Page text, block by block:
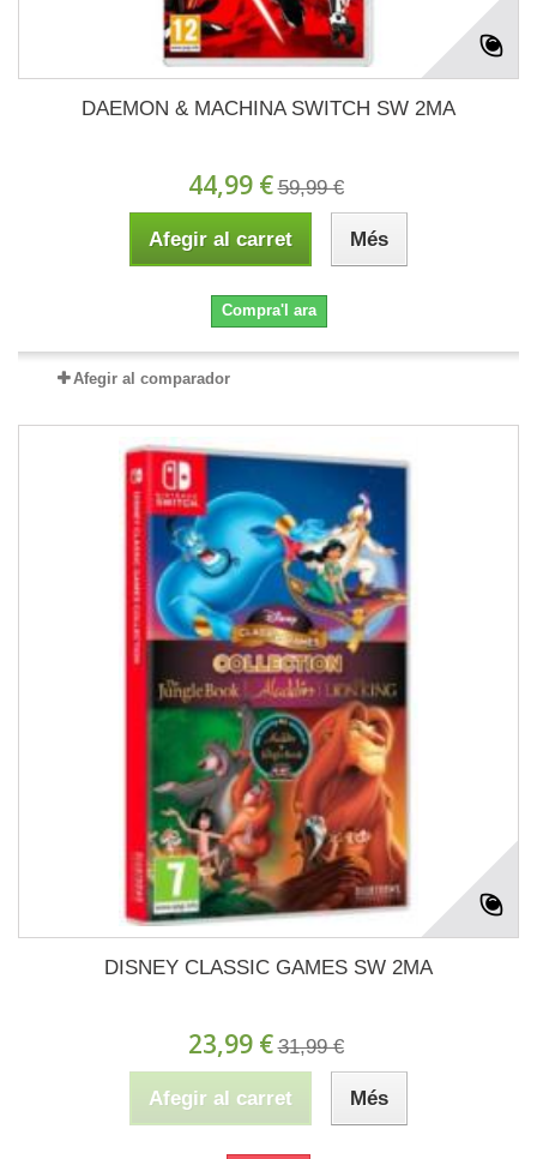
DAEMON & MACHINA SWITCH SW 2MA
44,99 € 59,99 €
Afegir al carret Més
Compra'l ara
Afegir al comparador
DISNEY CLASSIC GAMES SW 2MA
23,99 € 31,99 €
Afegir al carret Més